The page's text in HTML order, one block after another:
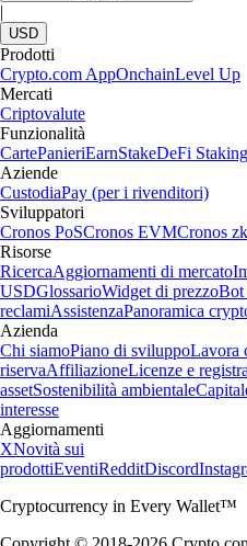
|
USD
Prodotti
Crypto.com AppOnchainLevel Up
Mercati
Criptovalute
Funzionalità
CartePanieriEarnStakeDeFi Staking
Aziende
CustodiaPay (per i rivenditori)
Sviluppatori
Cronos PoSCronos EVMCronos
Risorse
RicercaAggiornamenti di mercato
USDGlossarioWidget di prezzoBot
reclamiAssistenzaPanoramica
Azienda
Chi siamoPiano di sviluppoLavora
riservaAffiliazioneLicenze e
assetSostenibilità ambientale
interesse
Aggiornamenti
XNovità sui
prodottiEventiRedditDiscord
Cryptocurrency in Every Wallet™